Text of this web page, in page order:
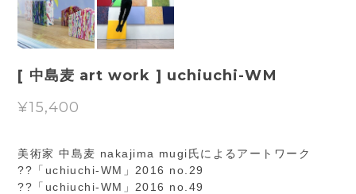
[ 中島麦 art work ] uchiuchi-WM
¥15,400
美術家 中島麦 nakajima mugi氏によるアートワーク
??「uchiuchi-WM」2016 no.29
??「uchiuchi-WM」2016 no.49